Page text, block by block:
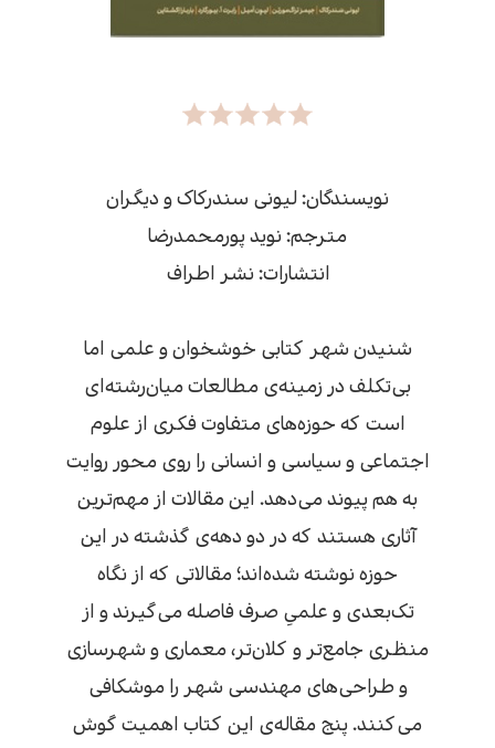
نویسندگان: لیونی سندرکاک و دیگران
مترجم: نوید پورمحمدرضا
انتشارات: نشر اطراف
شنیدن شهر کتابی خوشخوان و علمی اما
بی‌تکلف در زمینه‌ی مطالعات میان‌رشته‌ای
است که حوزه‌های متفاوت فکری از علوم
اجتماعی و سیاسی و انسانی را روی محور روایت
به هم پیوند می‌دهد. این‌ مقالات از مهم‌ترین
آثاری هستند که در دو دهه‌ی گذشته در این
حوزه نوشته شده‌اند؛ مقالاتی که از نگاه
تک‌بعدی و علمیِ صرف فاصله می‌گیرند و از
منظری جامع‌تر و کلان‌تر، معماری و شهرسازی
و طراحی‌های مهندسی شهر را موشکافی
می‌کنند. پنج مقاله‌ی این کتاب اهمیت گوش